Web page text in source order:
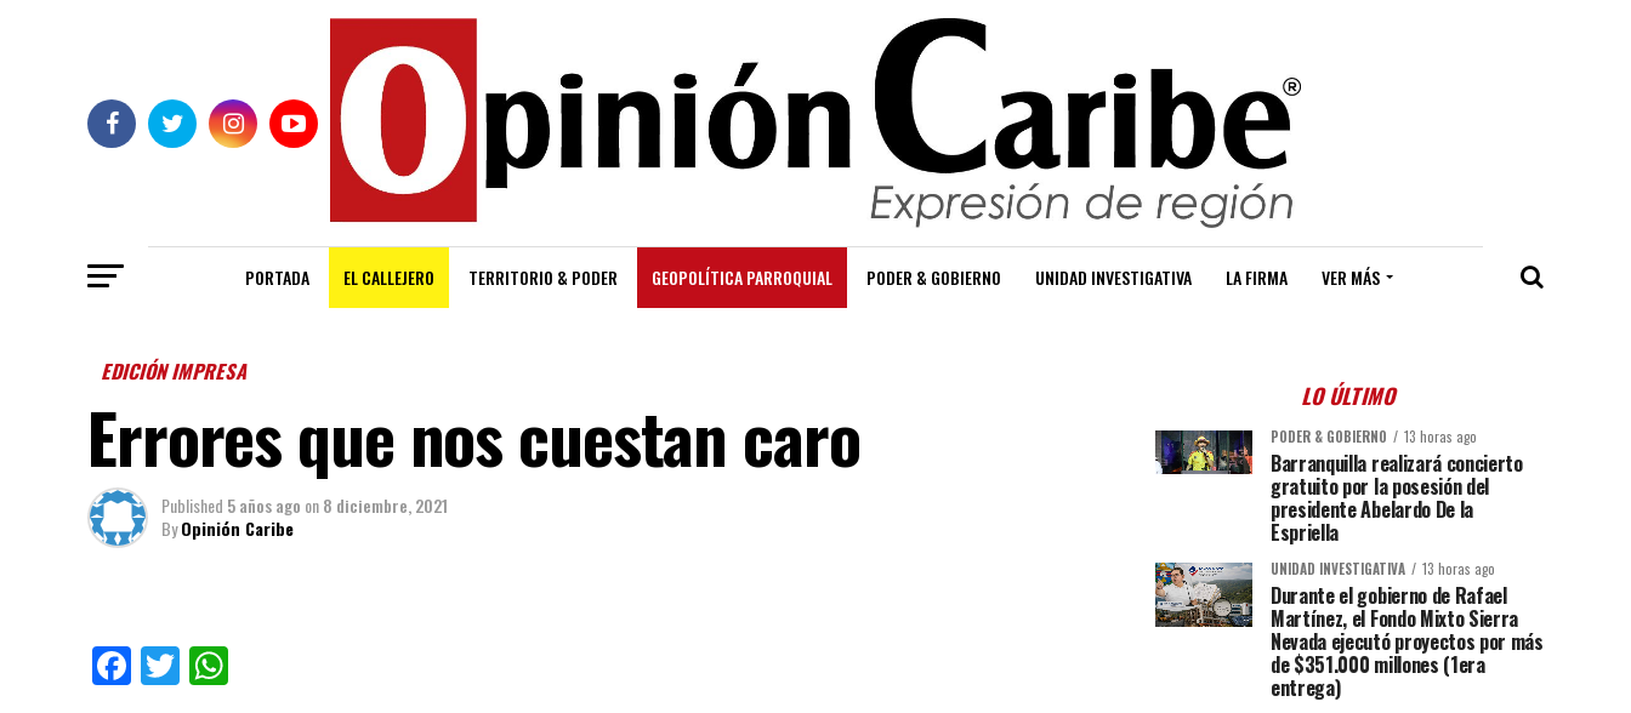
PORTADA EL CALLEJERO TERRITORIO & PODER GEOPOLÍTICA PARROQUIAL PODER & GOBIERNO UNIDAD INVESTIGATIVA LA FIRMA VER MÁS
EDICIÓN IMPRESA
Errores que nos cuestan caro
Published 5 años ago on8 diciembre, 2021
ByOpinión Caribe
Facebook
Twitter
LO ÚLTIMO
PODER & GOBIERNO 13 horas ago
Barranquilla realizará concierto
gratuito por la posesión del
presidente Abelardo De la
Espriella
UNIDAD INVESTIGATIVA 13 horas ago
Durante el gobierno de Rafael
Martínez, el Fondo Mixto Sierra
Nevada ejecutó proyectos por más
de $351.000 millones (1era
entrega)